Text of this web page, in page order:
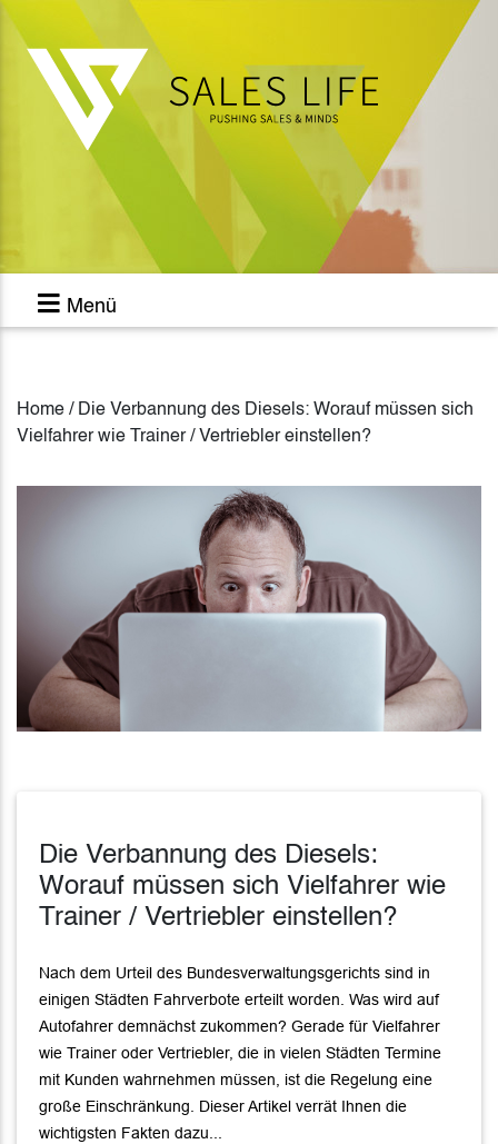
Menü
Home / Die Verbannung des Diesels: Worauf müssen sich
Vielfahrer wie Trainer / Vertriebler einstellen?
Die Verbannung des Diesels:
Worauf müssen sich Vielfahrer wie
Trainer / Vertriebler einstellen?
Nach dem Urteil des Bundesverwaltungsgerichts sind in
einigen Städten Fahrverbote erteilt worden. Was wird auf
Autofahrer demnächst zukommen? Gerade für Vielfahrer
wie Trainer oder Vertriebler, die in vielen Städten Termine
mit Kunden wahrnehmen müssen, ist die Regelung eine
große Einschränkung. Dieser Artikel verrät Ihnen die
wichtigsten Fakten dazu...